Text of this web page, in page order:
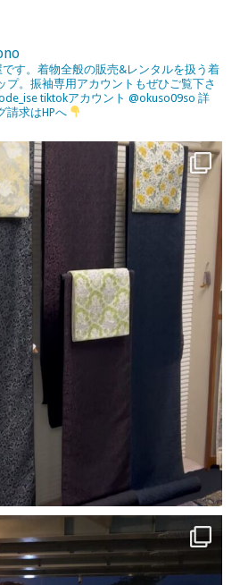
す。着物全般の販売&レンタルを扱う着
プ。振袖専用アカウントもぜひご覧下さ
tiktokアカウント @okuso09so 詳
請求はHPへ